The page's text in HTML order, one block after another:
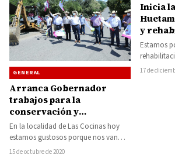
GENERAL
Arranca Gobernador
trabajos para la
conservación y
rehabilitación de 152
kilómetros de los tramos
Tiripetío-Carácuaro-
Eréndira
En la localidad de Las Cocinas hoy
estamos gustosos porque nos van
reparar la carretera, afirmó el
15 de octubre de 2020
Inicia
y
Estamos
todos los
17 de